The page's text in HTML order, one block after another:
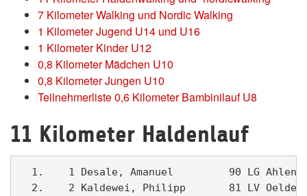
7 Kilometer Walking und Nordic Walking
1 Kilometer Jugend U14 und U16
1 Kilometer Kinder U12
0,8 Kilometer Mädchen U10
0,8 Kilometer Jungen U10
Teilnehmerliste 0,6 Kilometer Bambinilauf U8
11 Kilometer Haldenlauf
1.    1 Desale, Amanuel         90 LG
2.    2 Kaldewei, Philipp       81 LV